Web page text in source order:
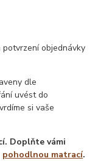
objednávky
dle
uvést do
si vaše
Doplňte vámi
pohodlnou matrací.